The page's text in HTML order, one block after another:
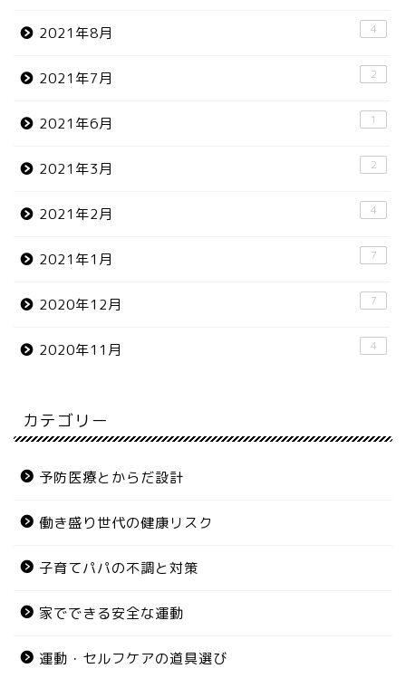
2021年8月 4
2021年7月 2
2021年6月 1
2021年3月 2
2021年2月 4
2021年1月 7
2020年12月 7
2020年11月 4
カテゴリー
予防医療とからだ設計
働き盛り世代の健康リスク
子育てパパの不調と対策
家でできる安全な運動
運動・セルフケアの道具選び